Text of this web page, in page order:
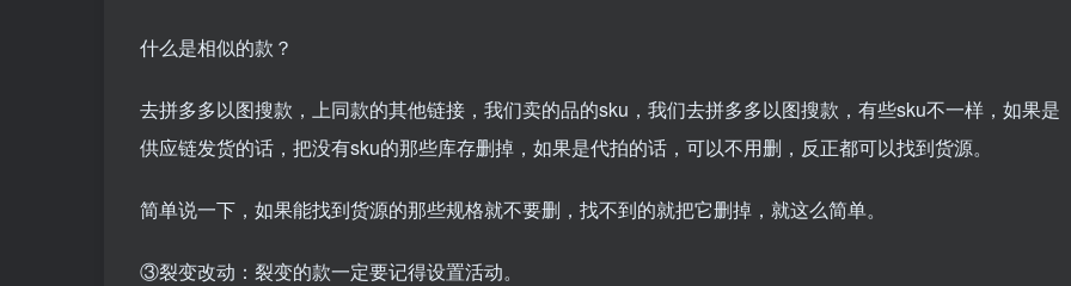
什么是相似的款？
去拼多多以图搜款，上同款的其他链接，我们卖的品的sku，我们去拼多多以图搜款，有些sku不一样，如果是
供应链发货的话，把没有sku的那些库存删掉，如果是代拍的话，可以不用删，反正都可以找到货源。
简单说一下，如果能找到货源的那些规格就不要删，找不到的就把它删掉，就这么简单。
③裂变改动：裂变的款一定要记得设置活动。